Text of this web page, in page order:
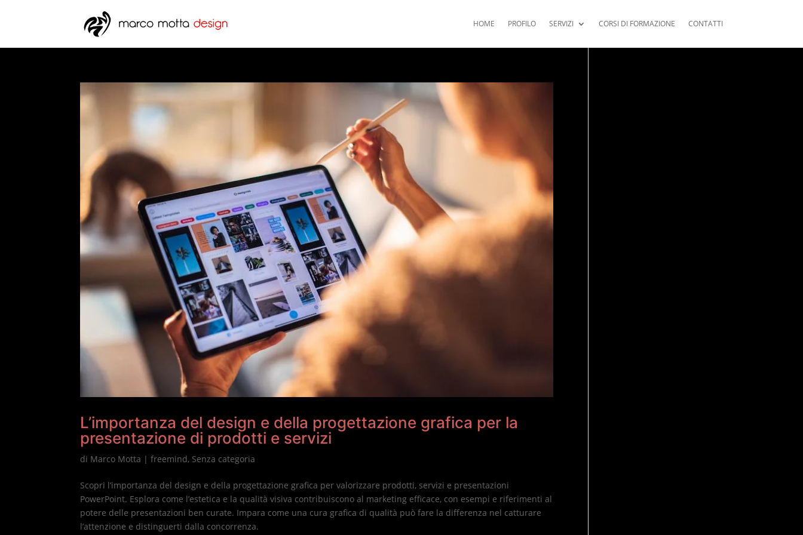
HOME PROFILO SERVIZI CORSI DI FORMAZIONE CONTATTI
L’importanza del design e della progettazione grafica per la
presentazione di prodotti e servizi
di Marco Motta |freemind, Senza categoria
Scopri l’importanza del design e della progettazione grafica per valorizzare prodotti, servizi e presentazioni
PowerPoint. Esplora come l’estetica e la qualità visiva contribuiscono al marketing efficace, con esempi e riferimenti al
potere delle presentazioni ben curate. Impara come una cura grafica di qualità può fare la differenza nel catturare
l’attenzione e distinguerti dalla concorrenza.